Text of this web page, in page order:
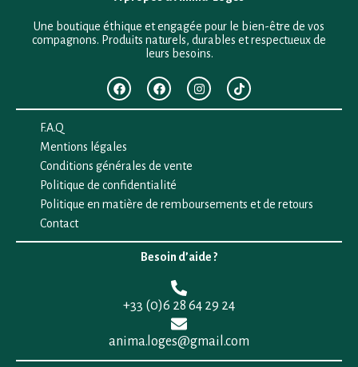
Une boutique éthique et engagée pour le bien-être de vos
compagnons. Produits naturels, durables et respectueux de
leurs besoins.
F.A.Q
Mentions légales
Conditions générales de vente
Politique de confidentialité
Politique en matière de remboursements et de retours
Contact
Besoin d’aide ?
+33 (0)6 28 64 29 24
anima.loges@gmail.com